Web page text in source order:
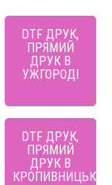
DTF ДРУК,
ПРЯМИЙ
ДРУК В
УЖГОРОДІ
DTF ДРУК,
ПРЯМИЙ
ДРУК В